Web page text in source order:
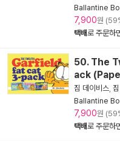
Ballantine
7,900원
택배로 주문하
50. The
ack
짐 데이비스
Ballantine
7,900원
택배로 주문하